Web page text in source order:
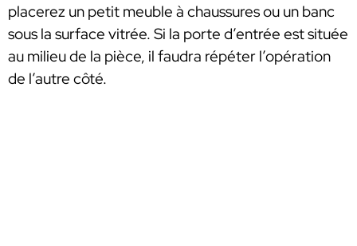
placerez un petit meuble à chaussures ou un banc
sous la surface vitrée. Si la porte d’entrée est située
au milieu de la pièce, il faudra répéter l’opération
de l’autre côté.